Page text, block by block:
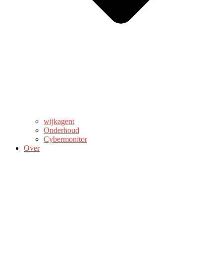
wijkagent
Onderhoud
Cybermonitor
Over